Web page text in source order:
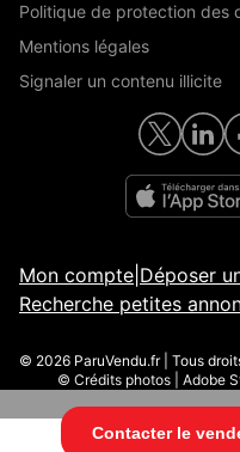
Contacter le
Politique de protection des
Mentions légales
Signaler un contenu illicite
Mon compte Déposer
Recherche petites
© 2026 ParuVendu.fr | Tous
© Crédits photos | Adobe
© 2026